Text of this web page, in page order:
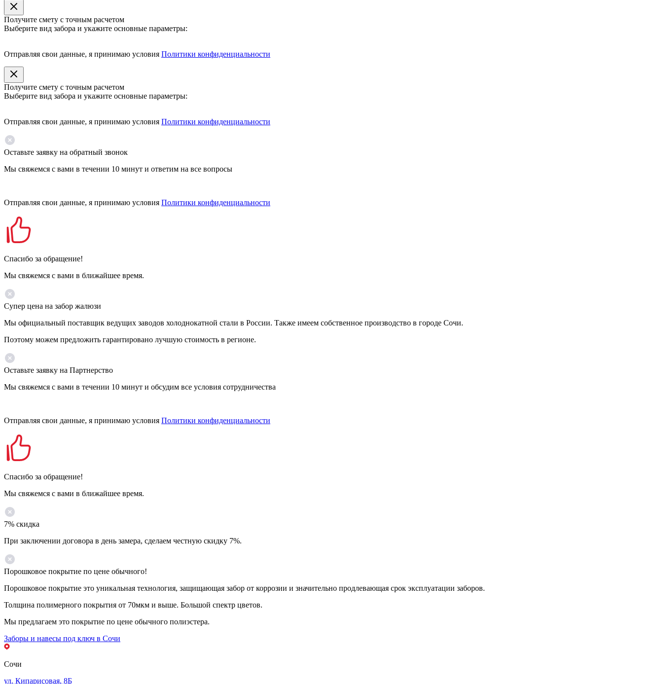
Получите смету с точным расчетом
Выберите вид забора и укажите основные параметры:
Отправляя свои данные, я принимаю условия Политики конфиденциальности
Получите смету с точным расчетом
Выберите вид забора и укажите основные параметры:
Отправляя свои данные, я принимаю условия Политики конфиденциальности
Оставьте заявку на обратный звонок
Мы свяжемся с вами в течении 10 минут и ответим на все вопросы
Отправляя свои данные, я принимаю условия Политики конфиденциальности
Спасибо за обращение!
Мы свяжемся с вами в ближайшее время.
Супер цена на забор жалюзи
Мы официальный поставщик ведущих заводов холоднокатной стали в России. Также имеем собственное производство в городе Сочи.
Поэтому можем предложить гарантировано лучшую стоимость в регионе.
Оставьте заявку на Партнерство
Мы свяжемся с вами в течении 10 минут и обсудим все условия сотрудничества
Отправляя свои данные, я принимаю условия Политики конфиденциальности
Спасибо за обращение!
Мы свяжемся с вами в ближайшее время.
7% скидка
При заключении договора в день замера, сделаем честную скидку 7%.
Порошковое покрытие по цене обычного!
Порошковое покрытие это уникальная технология, защищающая забор от коррозии и значительно продлевающая срок эксплуатации заборов.
Толщина полимерного покрытия от 70мкм и выше. Большой спектр цветов.
Мы предлагаем это покрытие по цене обычного полиэстера.
Заборы и навесы под ключ в Сочи
Сочи
ул. Кипарисовая, 8Б